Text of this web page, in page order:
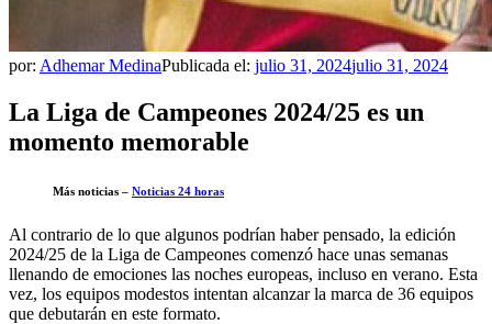
por: Adhemar MedinaPublicada el: julio 31, 2024julio 31, 2024
La Liga de Campeones 2024/25 es un
momento memorable
Más noticias – Noticias 24 horas
Al contrario de lo que algunos podrían haber pensado, la edición
2024/25 de la Liga de Campeones comenzó hace unas semanas
llenando de emociones las noches europeas, incluso en verano. Esta
vez, los equipos modestos intentan alcanzar la marca de 36 equipos
que debutarán en este formato.